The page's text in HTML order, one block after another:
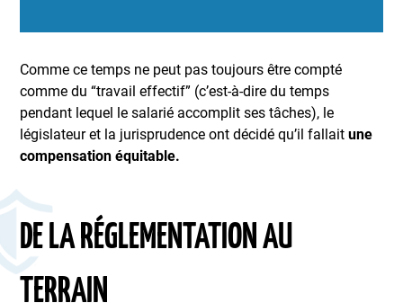
Comme ce temps ne peut pas toujours être compté
comme du “travail effectif” (c’est-à-dire du temps
pendant lequel le salarié accomplit ses tâches), le
législateur et la jurisprudence ont décidé qu’il fallaitune
compensation équitable.
DE LA RÉGLEMENTATION AU
TERRAIN